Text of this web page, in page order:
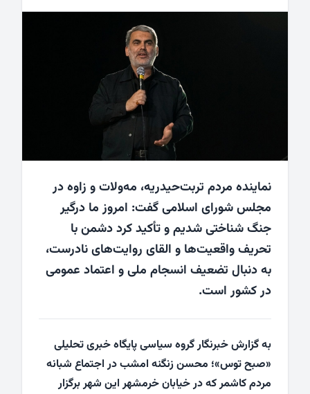
نماینده مردم تربت‌حیدریه، مه‌ولات و زاوه در
مجلس شورای اسلامی گفت: امروز ما درگیر
جنگ شناختی شدیم و تأکید کرد دشمن با
تحریف واقعیت‌ها و القای روایت‌های نادرست،
به دنبال تضعیف انسجام ملی و اعتماد عمومی
در کشور است.
به گزارش خبرنگار گروه سیاسی پایگاه خبری تحلیلی
«صبح توس»؛ محسن زنگنه امشب در اجتماع شبانه
مردم کاشمر که در خیابان خرمشهر این شهر برگزار